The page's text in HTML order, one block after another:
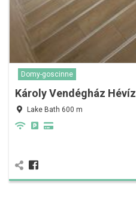
Domy-goscinne
Károly Vendégház Hévíz
Lake Bath 600 m